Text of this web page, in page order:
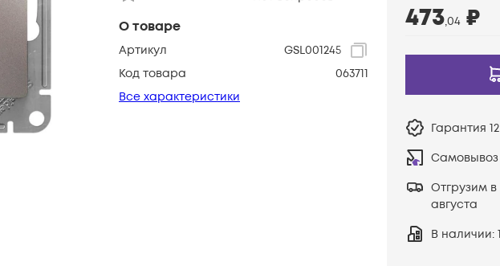
О товаре
Артикул
GSL001245
Код товара
063711
Все характеристики
473,04 ₽
Гарантия
Отгрузим в
августа
В наличии: